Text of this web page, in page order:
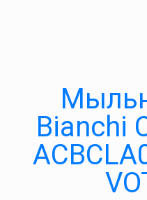
Bianchi